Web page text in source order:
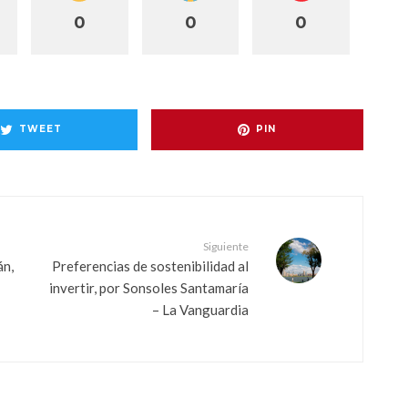
0 0 0
TWEET PIN
Siguiente
Preferencias de sostenibilidad al
invertir, por Sonsoles Santamaría
– La Vanguardia